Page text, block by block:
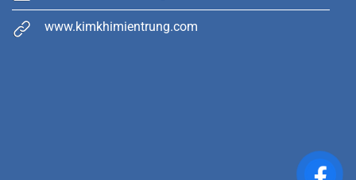
www.kimkhimientrung.com